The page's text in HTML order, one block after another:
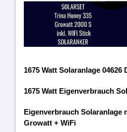
1675 Watt Solaranlage 04626
1675 Watt Eigenverbrauch
Eigenverbrauch Solaranlage
Growatt + WiFi